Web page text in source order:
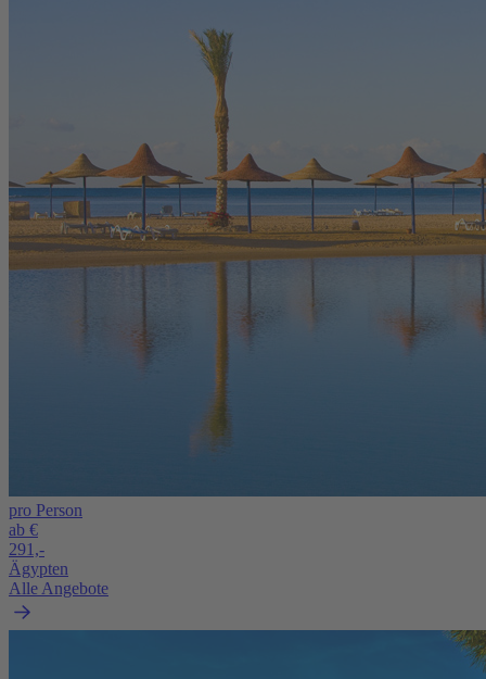
pro Person
ab €
291,-
Ägypten
Alle Angebote